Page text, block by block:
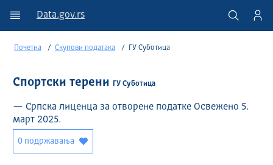
Data.gov.rs
Почетна Скупови података ГУ Суботица
Спортски терени ГУ Суботица
— Српска лиценца за отворене податке Освежено 5.
март 2025.
0 подржавања